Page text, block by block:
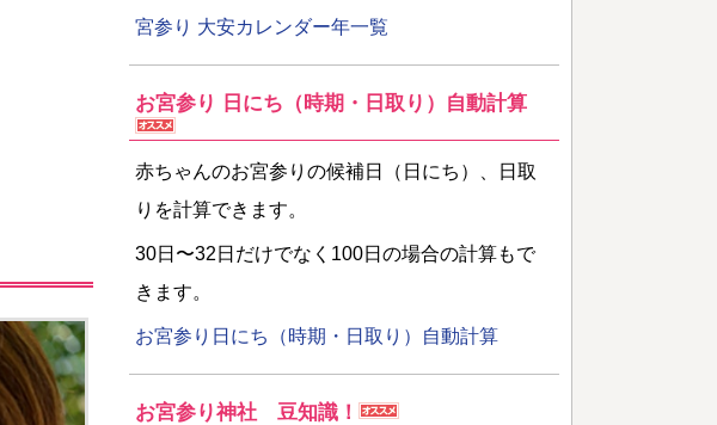
宮参り 大安カレンダー年一覧
お宮参り 日にち（時期・日取り）自動計算
赤ちゃんのお宮参りの候補日（日にち）、日取
りを計算できます。
30日〜32日だけでなく100日の場合の計算もで
きます。
お宮参り日にち（時期・日取り）自動計算
お宮参り神社 豆知識！